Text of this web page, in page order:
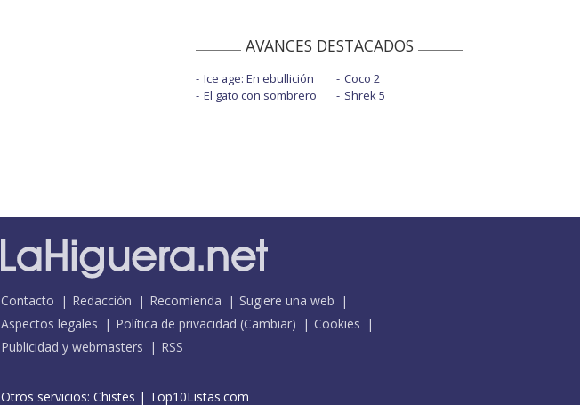
AVANCES DESTACADOS
Ice age: En ebullición
El gato con sombrero
Coco 2
Shrek 5
Contacto Redacción Recomienda
Sugiere una web
Aspectos legales
Política de privacidad (Cambiar)
Cookies
Publicidad y webmasters
RSS
Otros servicios: Chistes | Top10Listas.com